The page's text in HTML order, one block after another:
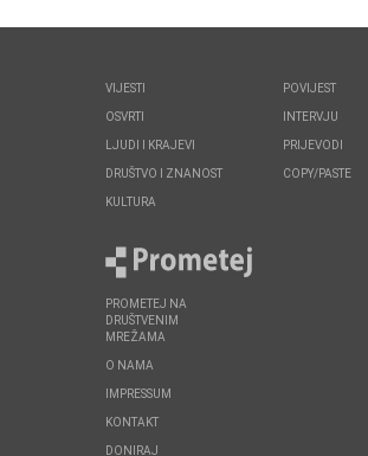
VIJESTI
OSVRTI
LJUDI I KRAJEVI
DRUŠTVO I ZNANOST
KULTURA
POVIJEST
INTERVJU
PRIJEVODI
COPY/PASTE
PROMETEJ NA
DRUŠTVENIM
MREŽAMA
O NAMA
IMPRESSUM
KONTAKT
DONIRAJ